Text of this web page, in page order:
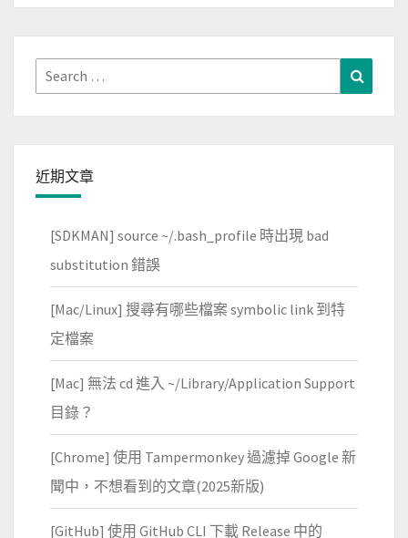
路
剪
貼
速
享
文
資
料
Search
for:
近期文章
[SDKMAN] source ~/.bash_profile 時出現 bad
substitution 錯誤
[Mac/Linux] 搜尋有哪些檔案 symbolic link 到特
定檔案
[Mac] 無法 cd 進入 ~/Library/Application Support
目錄？
[Chrome] 使用 Tampermonkey 過濾掉 Google 新
聞中，不想看到的文章(2025新版)
[GitHub] 使用 GitHub CLI 下載 Release 中的